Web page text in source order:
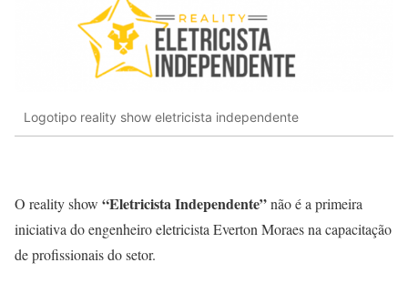
Logotipo reality show eletricista independente
O reality show “Eletricista Independente”não é a primeira
iniciativa do engenheiro eletricista Everton Moraes na capacitação
de profissionais do setor.